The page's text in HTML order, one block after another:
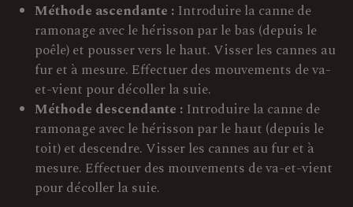
Méthode ascendante : Introduire la canne de
ramonage avec le hérisson par le bas (depuis le
poêle) et pousser vers le haut. Visser les cannes au
fur et à mesure. Effectuer des mouvements de va-
et-vient pour décoller la suie.
Méthode descendante : Introduire la canne de
ramonage avec le hérisson par le haut (depuis le
toit) et descendre. Visser les cannes au fur et à
mesure. Effectuer des mouvements de va-et-vient
pour décoller la suie.